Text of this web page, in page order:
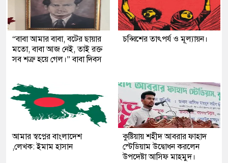
“বাবা আমার বাবা, বটের ছায়ার
মতো, বাবা আজ নেই, তাই রক্ত
সব শত্রু হয়ে গেল।” বাবা দিবস
চব্বিশের তাৎপর্য ও মূল্যায়ন।
আমার স্বপ্নের বাংলাদেশ
,লেখক: ইমাম হাসান
কুষ্টিয়ায় শহীদ আবরার ফাহাদ
স্টেডিয়াম উদ্বোধন করলেন
উপদেষ্টা আসিফ মাহমুদ।